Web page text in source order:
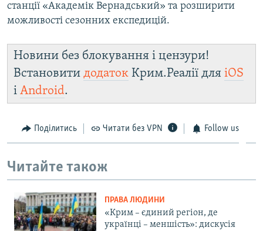
станції «Академік Вернадський» та розширити
можливості сезонних експедицій.
Новини без блокування і цензури!
Встановити додаток Крим.Реалії для iOS
і Android.
Поділитись Читати без VPN Follow us
Читайте також
ПРАВА ЛЮДИНИ
«Крим – єдиний регіон, де
українці – меншість»: дискусія